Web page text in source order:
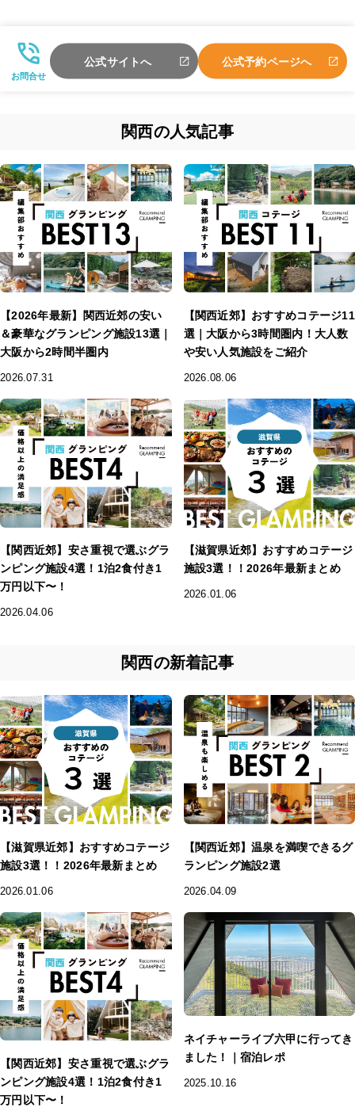
お問合せ
公式サイトへ 公式予約ページへ
関西の人気記事
【2026年最新】関西近郊の安い
＆豪華なグランピング施設13選｜
大阪から2時間半圏内
2026.07.31
【関西近郊】おすすめコテージ11
選｜大阪から3時間圏内！大人数
や安い人気施設をご紹介
2026.08.06
【関西近郊】安さ重視で選ぶグラ
ンピング施設4選！1泊2食付き1
万円以下〜！
2026.04.06
【滋賀県近郊】おすすめコテージ
施設3選！！2026年最新まとめ
2026.01.06
関西の新着記事
【滋賀県近郊】おすすめコテージ
施設3選！！2026年最新まとめ
2026.01.06
【関西近郊】温泉を満喫できるグ
ランピング施設2選
2026.04.09
【関西近郊】安さ重視で選ぶグラ
ンピング施設4選！1泊2食付き1
万円以下〜！
ネイチャーライブ六甲に行ってき
ました！｜宿泊レポ
2025.10.16